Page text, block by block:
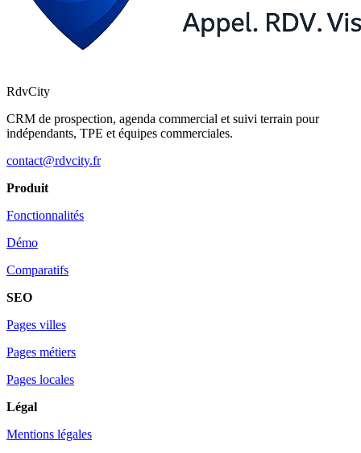
RdvCity
CRM de prospection, agenda commercial et suivi terrain pour
indépendants, TPE et équipes commerciales.
contact@rdvcity.fr
Produit
Fonctionnalités
Démo
Comparatifs
SEO
Pages villes
Pages métiers
Pages locales
Légal
Mentions légales